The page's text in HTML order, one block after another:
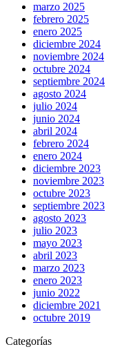
marzo 2025
febrero 2025
enero 2025
diciembre 2024
noviembre 2024
octubre 2024
septiembre 2024
agosto 2024
julio 2024
junio 2024
abril 2024
febrero 2024
enero 2024
diciembre 2023
noviembre 2023
octubre 2023
septiembre 2023
agosto 2023
julio 2023
mayo 2023
abril 2023
marzo 2023
enero 2023
junio 2022
diciembre 2021
octubre 2019
Categorías